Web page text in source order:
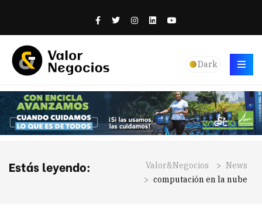
Dark
Estás leyendo: Valor&Negocios > News
> computación en la nube